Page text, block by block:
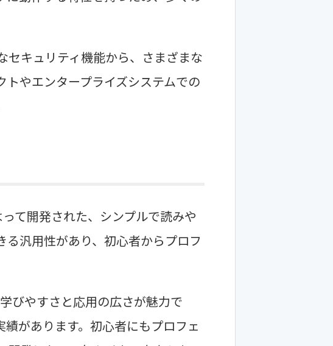
セキュリティ機能から、さまざまな
やエンタープライズシステムでの
て開発された、シンプルで読みや
汎用性があり、初心者からプロフ
びやすさと応用の広さが魅力で
があります。初心者にもプロフェ